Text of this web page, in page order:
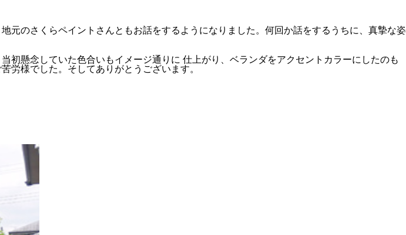
元のさくらペイントさんともお話をするようになりました。何回か話をするうちに、真摯な姿
懸念していた色合いもイメージ通りに 仕上がり、ベランダをアクセントカラーにしたのも
労様でした。そしてありがとうございます。